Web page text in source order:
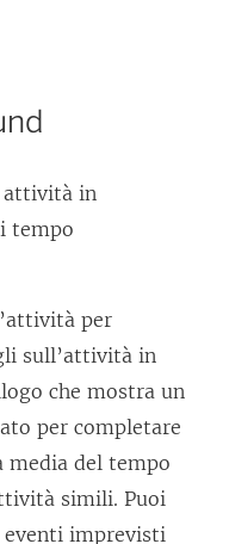
attività in
tempo
per
sull’attività in
che mostra un
per completare
del tempo
simili. Puoi
eventi imprevisti